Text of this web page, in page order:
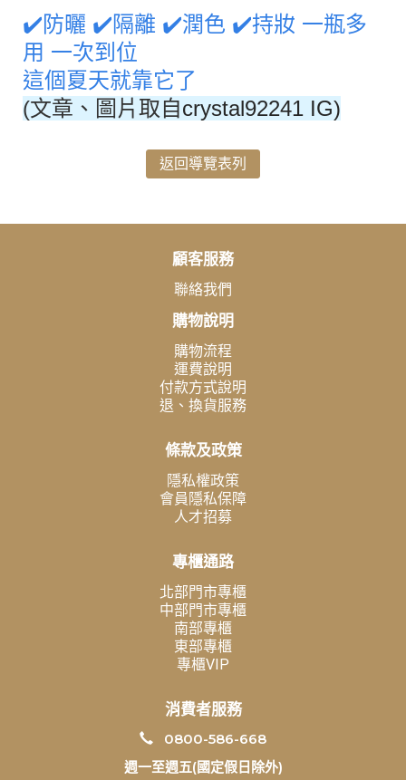
✔️防曬 ✔️隔離 ✔️潤色 ✔️持妝 一瓶多
用 一次到位
這個夏天就靠它了
(文章、圖片取自crystal92241 IG)
返回導覽表列
顧客服務
聯絡我們
購物說明
購物流程
運費說明
付款方式說明
退、換貨服務
條款及政策
隱私權政策
會員隱私保障
人才招募
專櫃通路
北部門市專櫃
中部門市專櫃
南部專櫃
東部專櫃
專櫃VIP
消費者服務
0800-586-668
週一至週五(國定假日除外)